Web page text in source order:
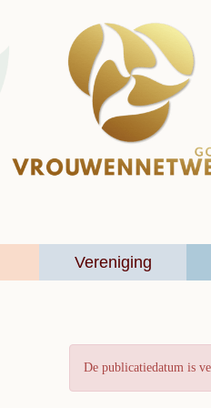
Vereniging
De publicatiedatum is